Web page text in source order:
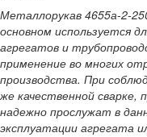
Металлорукав 4655а-2-
основном используется
агрегатов и
применение во многих
производства. При
же качественной сварке,
надежно прослужат в
эксплуатации агрегата